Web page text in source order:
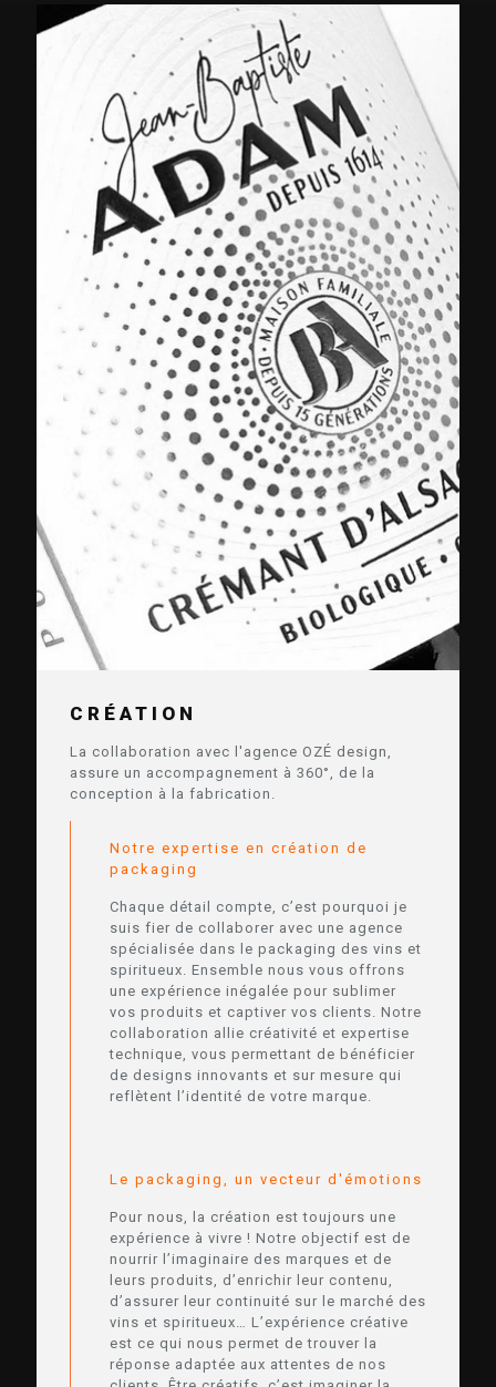
CRÉATION
La collaboration avec l'agence OZÉ design,
assure un accompagnement à 360°, de la
conception à la fabrication.
Notre expertise en création de
packaging
Chaque détail compte, c’est pourquoi je
suis fier de collaborer avec une agence
spécialisée dans le packaging des vins et
spiritueux. Ensemble nous vous offrons
une expérience inégalée pour sublimer
vos produits et captiver vos clients. Notre
collaboration allie créativité et expertise
technique, vous permettant de bénéficier
de designs innovants et sur mesure qui
reflètent l’identité de votre marque.
Le packaging, un vecteur d'émotions
Pour nous, la création est toujours une
expérience à vivre ! Notre objectif est de
nourrir l’imaginaire des marques et de
leurs produits, d’enrichir leur contenu,
d’assurer leur continuité sur le marché des
vins et spiritueux… L’expérience créative
est ce qui nous permet de trouver la
réponse adaptée aux attentes de nos